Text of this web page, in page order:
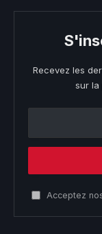
Recevez les
sur la
Acceptez